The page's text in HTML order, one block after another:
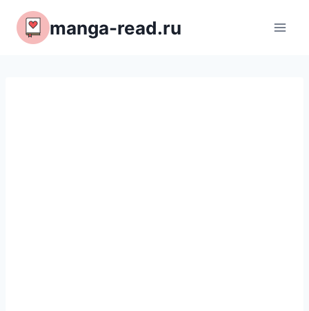
Перейти
содержимому
manga-read.ru